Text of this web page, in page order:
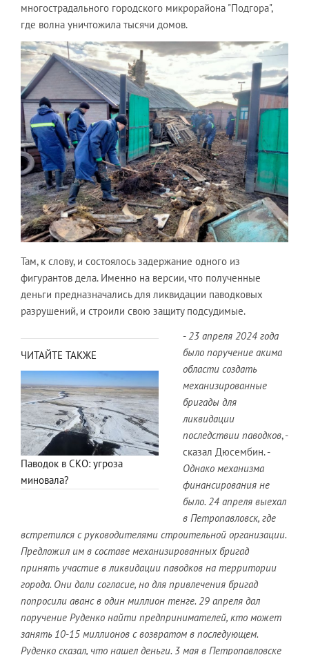
многострадального городского микрорайона "Подгора",
где волна уничтожила тысячи домов.
Там, к слову, и состоялось задержание одного из
фигурантов дела. Именно на версии, что полученные
деньги предназначались для ликвидации паводковых
разрушений, и строили свою защиту подсудимые.
ЧИТАЙТЕ ТАКЖЕ
Паводок в СКО: угроза
миновала?
- 23 апреля 2024 года
было поручение акима
области создать
механизированные
бригады для
ликвидации
последствии паводков, -
сказал Дюсембин. -
Однако механизма
финансирования не
было. 24 апреля выехал
в Петропавловск, где
встретился сруководителями строительной организации.
Предложил им в составе механизированных бригад
принять участие в ликвидации паводков на территории
города. Они дали согласие, но для привлечения бригад
попросили аванс в один миллион тенге. 29 апреля дал
поручение Руденко найти предпринимателей, кто может
занять 10-15 миллионов с возвратом в последующем.
Руденко сказал, что нашел деньги. 3 мая в Петропавловске